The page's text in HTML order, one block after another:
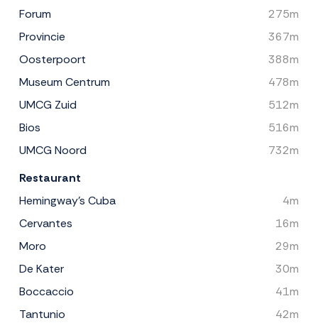
Forum
275m
Provincie
367m
Oosterpoort
388m
Museum Centrum
478m
UMCG Zuid
512m
Bios
516m
UMCG Noord
732m
Restaurant
Hemingway's Cuba
4m
Cervantes
16m
Moro
29m
De Kater
30m
Boccaccio
41m
Tantunio
42m